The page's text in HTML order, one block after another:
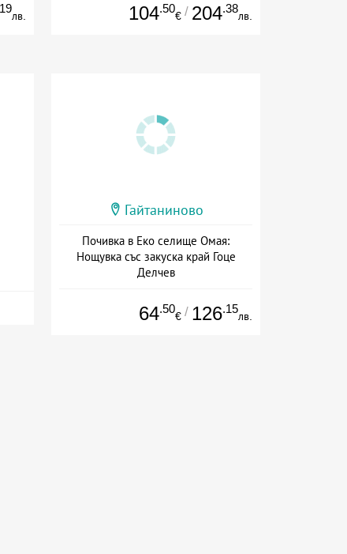
лв. 104.50
€ / 204.38
лв.
Гайтаниново
Почивка в Еко селище Омая:
Нощувка със закуска край Гоце
Делчев
64.50
€ / 126.15
лв.